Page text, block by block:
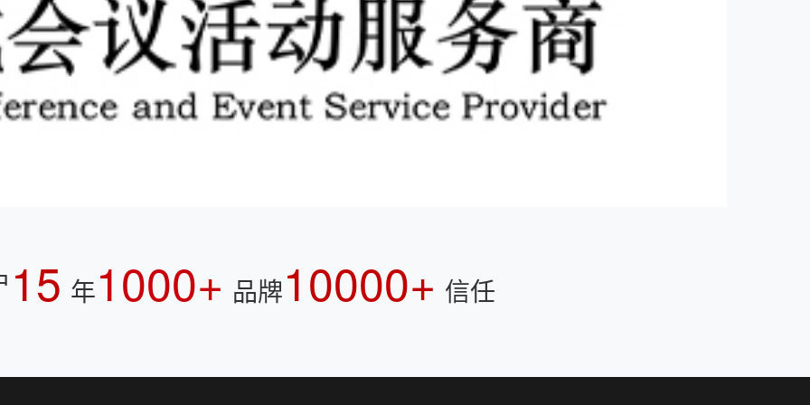
15 年1000+ 品牌10000+ 信任